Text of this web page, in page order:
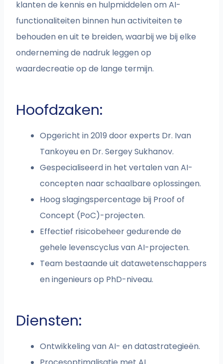
klanten de kennis en hulpmiddelen om AI-
functionaliteiten binnen hun activiteiten te
behouden en uit te breiden, waarbij we bij elke
onderneming de nadruk leggen op
waardecreatie op de lange termijn.
Hoofdzaken:
Opgericht in 2019 door experts Dr. Ivan
Tankoyeu en Dr. Sergey Sukhanov.
Gespecialiseerd in het vertalen van AI-
concepten naar schaalbare oplossingen.
Hoog slagingspercentage bij Proof of
Concept (PoC)-projecten.
Effectief risicobeheer gedurende de
gehele levenscyclus van AI-projecten.
Team bestaande uit datawetenschappers
en ingenieurs op PhD-niveau.
Diensten:
Ontwikkeling van AI- en datastrategieën.